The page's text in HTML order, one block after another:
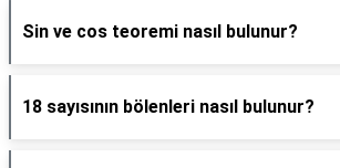
Sin ve cos teoremi nasıl bulunur?
18 sayısının bölenleri nasıl bulunur?